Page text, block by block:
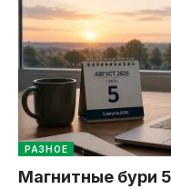
РАЗНОЕ
Магнитные бури